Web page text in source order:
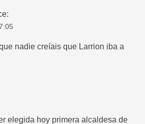
nadie creíais que Larrion iba a
elegida hoy primera alcaldesa de